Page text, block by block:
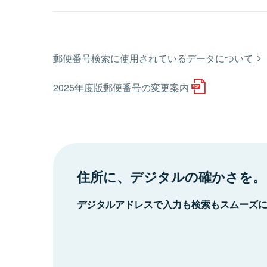
郵便番号検索に使用されているデータについて
2025年度版郵便番号の変更案内
住所に、デジタルの確かさを。
デジタルアドレスで入力も検索もスムーズ